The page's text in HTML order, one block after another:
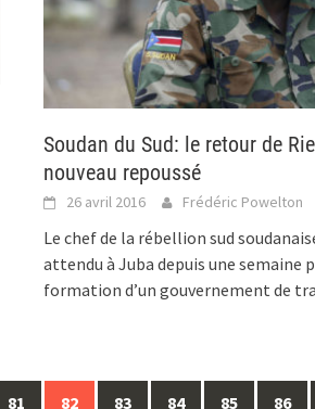
Soudan du Sud: le retour de
nouveau repoussé
26 avril 2016 Frédéric Powelton
Le chef de la rébellion sud
attendu à Juba depuis une semaine
formation d’un gouvernement de
81 82 83 84 85 86